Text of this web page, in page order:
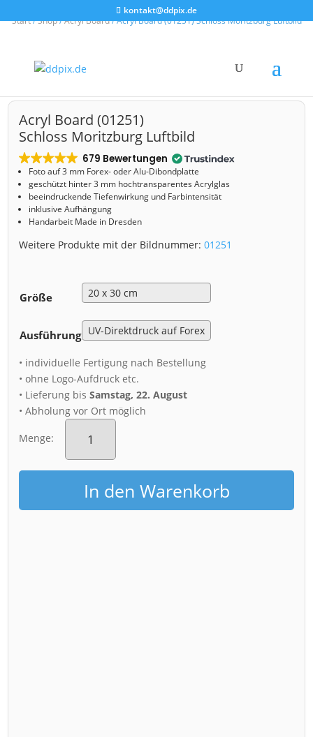
kontakt@ddpix.de
Start/Shop/Acryl Board/ Acryl Board (01251) Schloss Moritzburg Luftbild
Acryl Board (01251)
Schloss Moritzburg Luftbild
679 Bewertungen
Foto auf 3 mm Forex- oder Alu-Dibondplatte
geschützt hinter 3 mm hochtransparentes Acrylglas
beeindruckende Tiefenwirkung und Farbintensität
inklusive Aufhängung
Handarbeit Made in Dresden
Weitere Produkte mit der Bildnummer:01251
Größe
Ausführung
• individuelle Fertigung nach Bestellung
• ohne Logo-Aufdruck etc.
• Lieferung bisSamstag, 22. August
• Abholung vor Ort möglich
Menge:
Acryl
Board
Schloss
Moritzburg
Luftbild
MengeIn den Warenkorb